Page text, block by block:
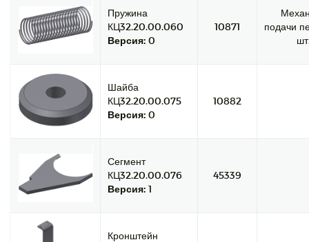
Пружина
КЦ32.20.00.060
Версия: 0
10871
подачи
Шайба
КЦ32.20.00.075
Версия: 0
10882
Сегмент
КЦ32.20.00.076
Версия: 1
45339
Кронштейн